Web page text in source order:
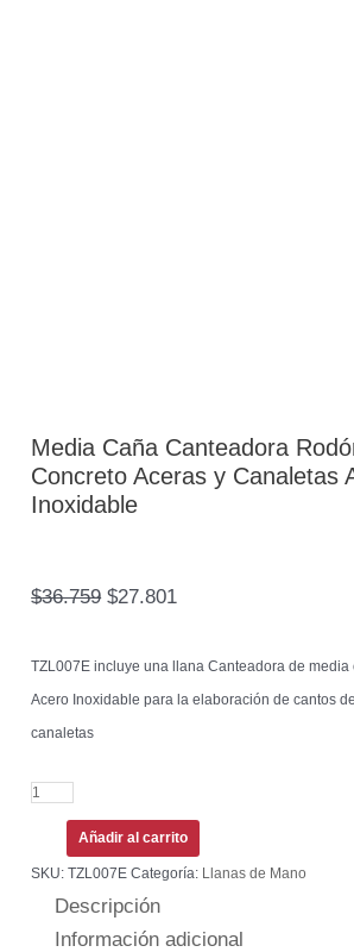
Media Caña Canteadora
Concreto Aceras y Canaletas
Inoxidable
$36.759 $27.801
TZL007E incluye una llana Canteadora de media
Acero Inoxidable para la elaboración de cantos
canaletas
Añadir al carrito
SKU:TZL007E Categoría: Llanas de Mano
Descripción
Información adicional